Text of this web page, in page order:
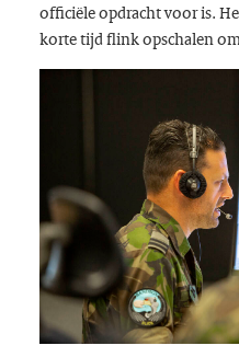
officiële opdracht voor is.
korte tijd flink opschalen